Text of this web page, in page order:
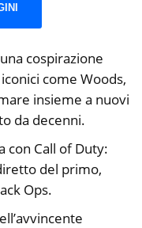
cospirazione
come Woods,
insieme a nuovi
da decenni.
con Call of Duty:
del primo,
Ops.